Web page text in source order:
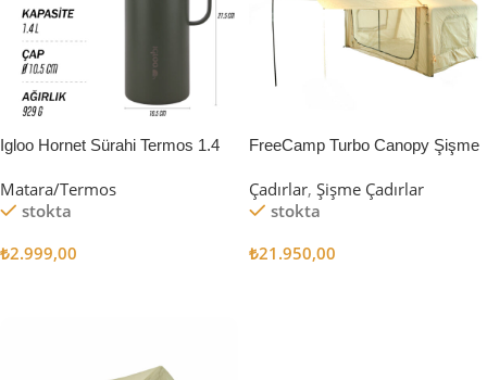
Igloo Hornet Sürahi Termos 1.4
Matara/Termos
stokta
₺2.999,00
FreeCamp Turbo Canopy Şişme
Çadırlar, Şişme Çadırlar
stokta
₺21.950,00